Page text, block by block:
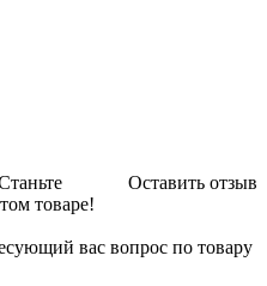
Оставить отзыв
товаре!
вас вопрос по товару